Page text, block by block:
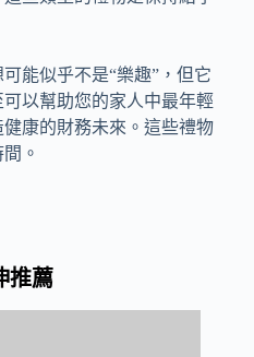
能似乎不是“樂趣”，但它
以幫助您的家人中最年輕
康的財務未來。這些禮物
。
推薦